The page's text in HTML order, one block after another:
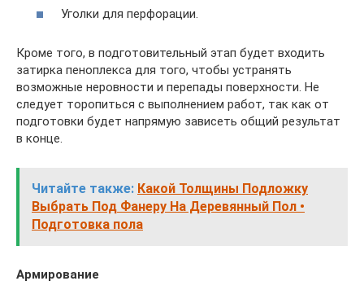
Уголки для перфорации.
Кроме того, в подготовительный этап будет входить
затирка пеноплекса для того, чтобы устранять
возможные неровности и перепады поверхности. Не
следует торопиться с выполнением работ, так как от
подготовки будет напрямую зависеть общий результат
в конце.
Читайте также: Какой Толщины Подложку
Выбрать Под Фанеру На Деревянный Пол •
Подготовка пола
Армирование